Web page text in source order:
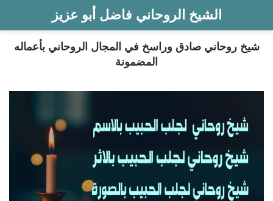
الشيخ الروحاني فاضل أبو عزيز
شيخ روحاني صادق وراسخ في المجال الروحاني بأعماله
المضمونة